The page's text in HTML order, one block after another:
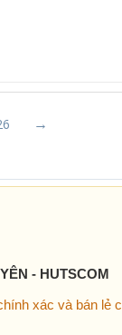
- HUTSCOM
xác và bán